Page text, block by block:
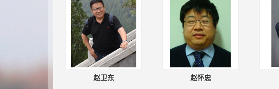
赵卫东 赵怀忠